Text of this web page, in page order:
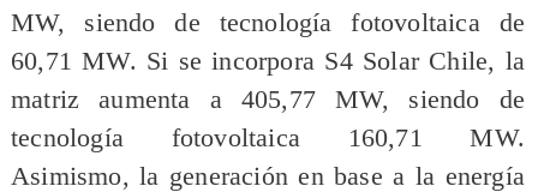
MW, siendo de tecnología fotovoltaica de
60,71 MW. Si se incorpora S4 Solar Chile, la
matriz aumenta a 405,77 MW, siendo de
tecnología fotovoltaica 160,71 MW.
Asimismo, la generación en base a la energía